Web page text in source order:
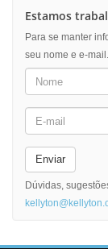
Estamos
Para se manter
seu nome e e-
Enviar
Dúvidas,